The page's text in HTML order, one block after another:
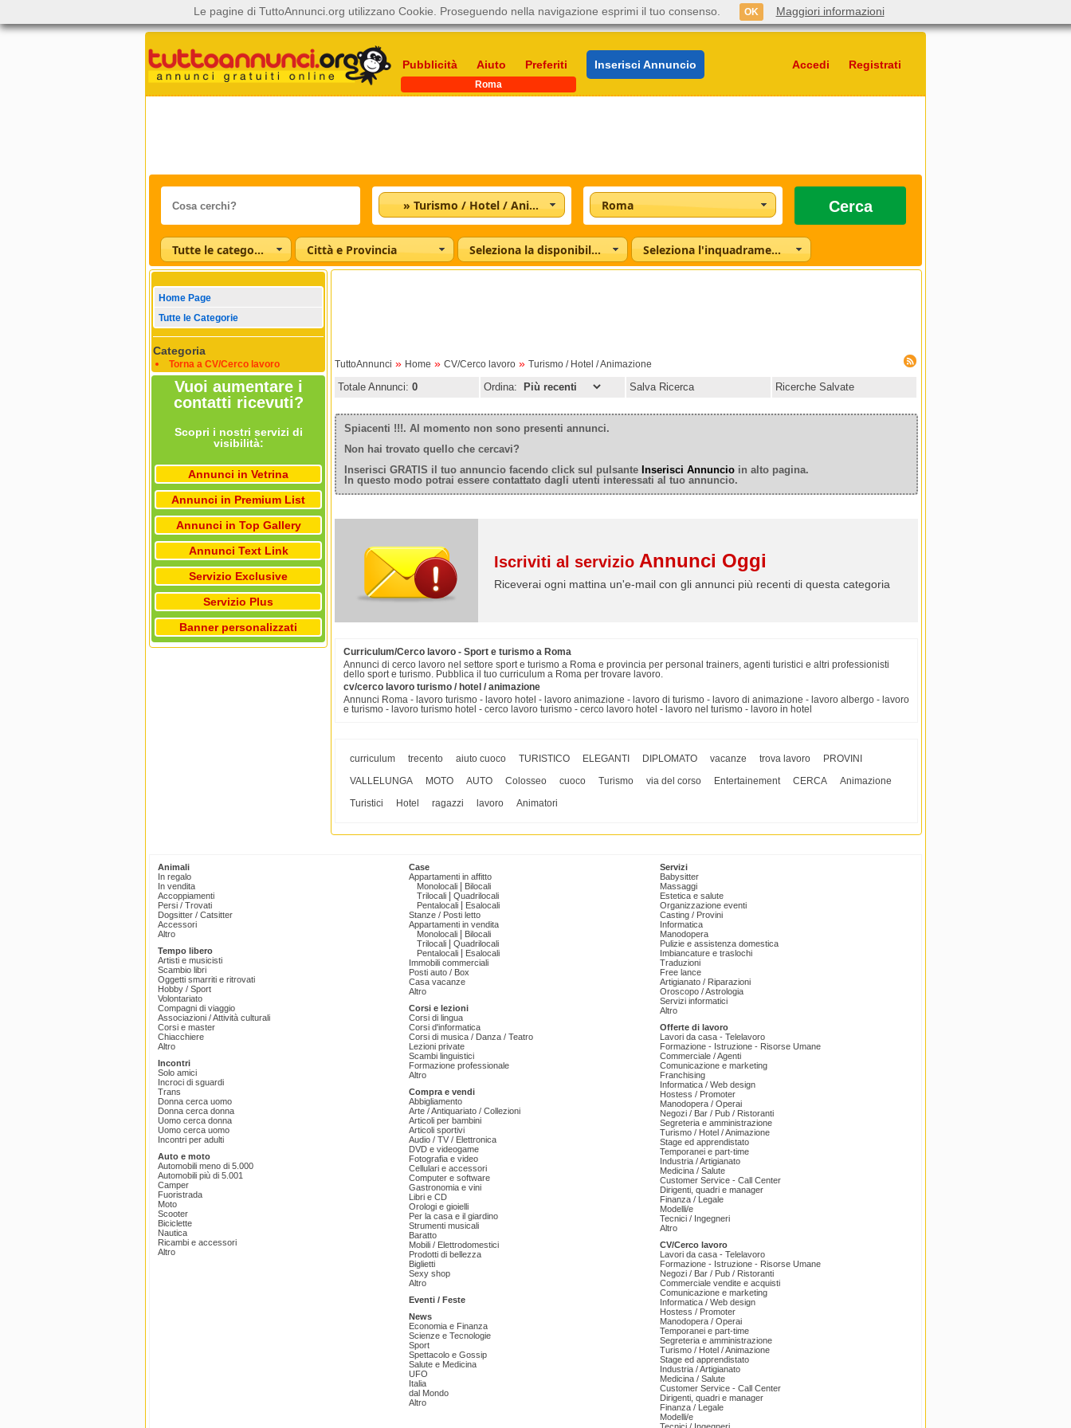
Pubblicità Aiuto Preferiti Inserisci Annuncio Accedi Registrati
Roma
» Turismo / Hotel / Animazione Roma Cerca
Tutte le categorie Città e Provincia Seleziona la disponibilità Seleziona l'inquadramento
Home Page
Tutte le Categorie
Categoria
Torna a CV/Cerco lavoro
Vuoi aumentare i
contatti ricevuti?
Scopri i nostri servizi di
visibilità:
Annunci in Vetrina
Annunci in Premium List
Annunci in Top Gallery
Annunci Text Link
Servizio Exclusive
Servizio Plus
Banner personalizzati
TuttoAnnunci » Home » CV/Cerco lavoro » Turismo / Hotel / Animazione
Totale Annunci: 0 Ordina: Salva Ricerca Ricerche Salvate
Spiacenti !!!. Al momento non sono presenti annunci.
Non hai trovato quello che cercavi?
Inserisci GRATIS il tuo annuncio facendo click sul pulsante Inserisci Annuncio in alto pagina.
In questo modo potrai essere contattato dagli utenti interessati al tuo annuncio.
Iscriviti al servizio Annunci Oggi
Riceverai ogni mattina un'e-mail con gli annunci più recenti di questa categoria
Curriculum/Cerco lavoro - Sport e turismo a Roma
Annunci di cerco lavoro nel settore sport e turismo a Roma e provincia per personal trainers, agenti turistici e altri professionisti
dello sport e turismo. Pubblica il tuo curriculum a Roma per trovare lavoro.
cv/cerco lavoro turismo / hotel / animazione
Annunci Roma - lavoro turismo - lavoro hotel - lavoro animazione - lavoro di turismo - lavoro di animazione - lavoro albergo - lavoro
e turismo - lavoro turismo hotel - cerco lavoro turismo - cerco lavoro hotel - lavoro nel turismo - lavoro in hotel
curriculum trecento aiuto cuoco TURISTICO ELEGANTI DIPLOMATO vacanze trova lavoro
PROVINI
VALLELUNGA
MOTO AUTO Colosseo cuoco Turismo via del corso Entertainement CERCA
Animazione
Turistici
Hotel ragazzi lavoro Animatori
Animali
In regalo
In vendita
Accoppiamenti
Persi / Trovati
Dogsitter / Catsitter
Accessori
Altro
Tempo libero
Artisti e musicisti
Scambio libri
Oggetti smarriti e ritrovati
Hobby / Sport
Volontariato
Compagni di viaggio
Associazioni / Attività culturali
Corsi e master
Chiacchiere
Altro
Incontri
Solo amici
Incroci di sguardi
Trans
Donna cerca uomo
Donna cerca donna
Uomo cerca donna
Uomo cerca uomo
Incontri per adulti
Auto e moto
Automobili meno di 5.000
Automobili più di 5.001
Camper
Fuoristrada
Moto
Scooter
Biciclette
Nautica
Ricambi e accessori
Altro
Case
Appartamenti in affitto
Monolocali
Bilocali
Trilocali
Quadrilocali
Pentalocali
Esalocali
Stanze / Posti letto
Appartamenti in vendita
Monolocali
Bilocali
Trilocali
Quadrilocali
Pentalocali
Esalocali
Immobili commerciali
Posti auto / Box
Casa vacanze
Altro
Corsi e lezioni
Corsi di lingua
Corsi d'informatica
Corsi di musica / Danza / Teatro
Lezioni private
Scambi linguistici
Formazione professionale
Altro
Compra e vendi
Abbigliamento
Arte / Antiquariato / Collezioni
Articoli per bambini
Articoli sportivi
Audio / TV / Elettronica
DVD e videogame
Fotografia e video
Cellulari e accessori
Computer e software
Gastronomia e vini
Libri e CD
Orologi e gioielli
Per la casa e il giardino
Strumenti musicali
Baratto
Mobili / Elettrodomestici
Prodotti di bellezza
Biglietti
Sexy shop
Altro
Eventi / Feste
News
Economia e Finanza
Scienze e Tecnologie
Sport
Spettacolo e Gossip
Salute e Medicina
UFO
Italia
dal Mondo
Altro
Servizi
Babysitter
Massaggi
Estetica e salute
Organizzazione eventi
Casting / Provini
Informatica
Manodopera
Pulizie e assistenza domestica
Imbiancature e traslochi
Traduzioni
Free lance
Artigianato / Riparazioni
Oroscopo / Astrologia
Servizi informatici
Altro
Offerte di lavoro
Lavori da casa - Telelavoro
Formazione - Istruzione - Risorse Umane
Commerciale / Agenti
Comunicazione e marketing
Franchising
Informatica / Web design
Hostess / Promoter
Manodopera / Operai
Negozi / Bar / Pub / Ristoranti
Segreteria e amministrazione
Turismo / Hotel / Animazione
Stage ed apprendistato
Temporanei e part-time
Industria / Artigianato
Medicina / Salute
Customer Service - Call Center
Dirigenti, quadri e manager
Finanza / Legale
Modelli/e
Tecnici / Ingegneri
Altro
CV/Cerco lavoro
Lavori da casa - Telelavoro
Formazione - Istruzione - Risorse Umane
Negozi / Bar / Pub / Ristoranti
Commerciale vendite e acquisti
Comunicazione e marketing
Informatica / Web design
Hostess / Promoter
Manodopera / Operai
Temporanei e part-time
Segreteria e amministrazione
Turismo / Hotel / Animazione
Stage ed apprendistato
Industria / Artigianato
Medicina / Salute
Customer Service - Call Center
Dirigenti, quadri e manager
Finanza / Legale
Modelli/e
Le pagine di TuttoAnnunci.org utilizzano Cookie. Proseguendo nella navigazione esprimi il tuo consenso. OK Maggiori informazioni